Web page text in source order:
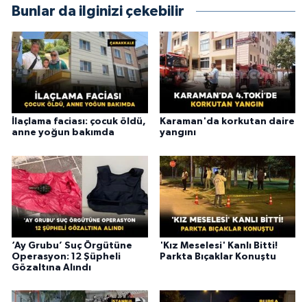
Bunlar da ilginizi çekebilir
İlaçlama faciası: çocuk öldü,
anne yoğun bakımda
Karaman'da korkutan daire
yangını
‘Ay Grubu’ Suç Örgütüne
Operasyon: 12 Şüpheli
Gözaltına Alındı
'Kız Meselesi' Kanlı Bitti!
Parkta Bıçaklar Konuştu